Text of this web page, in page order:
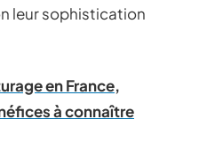
leur sophistication
en France,
à connaître